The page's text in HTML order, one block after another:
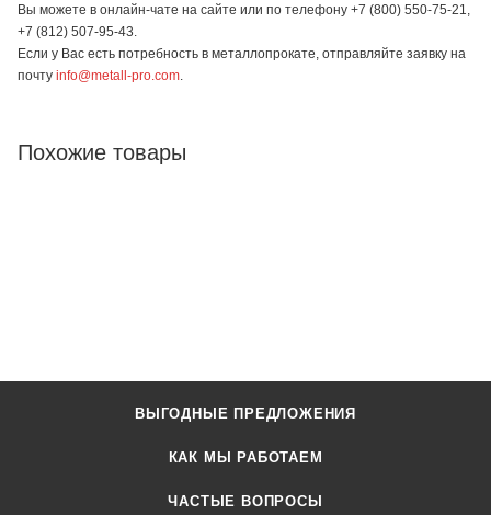
Вы можете в онлайн-чате на сайте или по телефону +7 (800) 550-75-21,
+7 (812) 507-95-43.
Если у Вас есть потребность в металлопрокате, отправляйте заявку на
почту info@metall-pro.com
Похожие товары
ВЫГОДНЫЕ ПРЕДЛОЖЕНИЯ
КАК МЫ РАБОТАЕМ
ЧАСТЫЕ ВОПРОСЫ